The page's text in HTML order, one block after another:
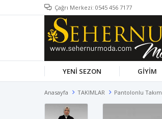
Çağrı Merkezi: 0545 456 7177
YENİ SEZON GİYİM
Anasayfa TAKIMLAR Pantolonlu Takım